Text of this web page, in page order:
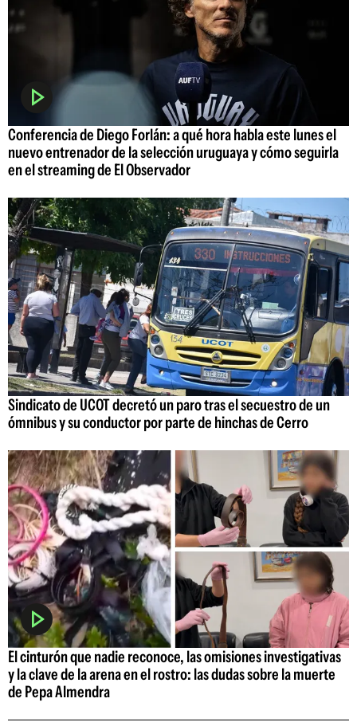
Conferencia de Diego Forlán: a qué hora habla este lunes el
nuevo entrenador de la selección uruguaya y cómo seguirla
en el streaming de El Observador
Sindicato de UCOT decretó un paro tras el secuestro de un
ómnibus y su conductor por parte de hinchas de Cerro
El cinturón que nadie reconoce, las omisiones investigativas
y la clave de la arena en el rostro: las dudas sobre la muerte
de Pepa Almendra